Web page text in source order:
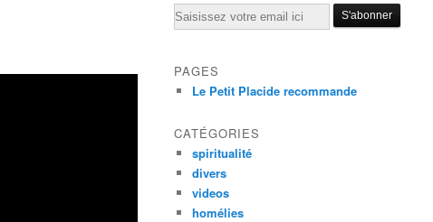
Email
PAGES
Le Petit Placide recommande
CATÉGORIES
spiritualité
divers
videos
homélies